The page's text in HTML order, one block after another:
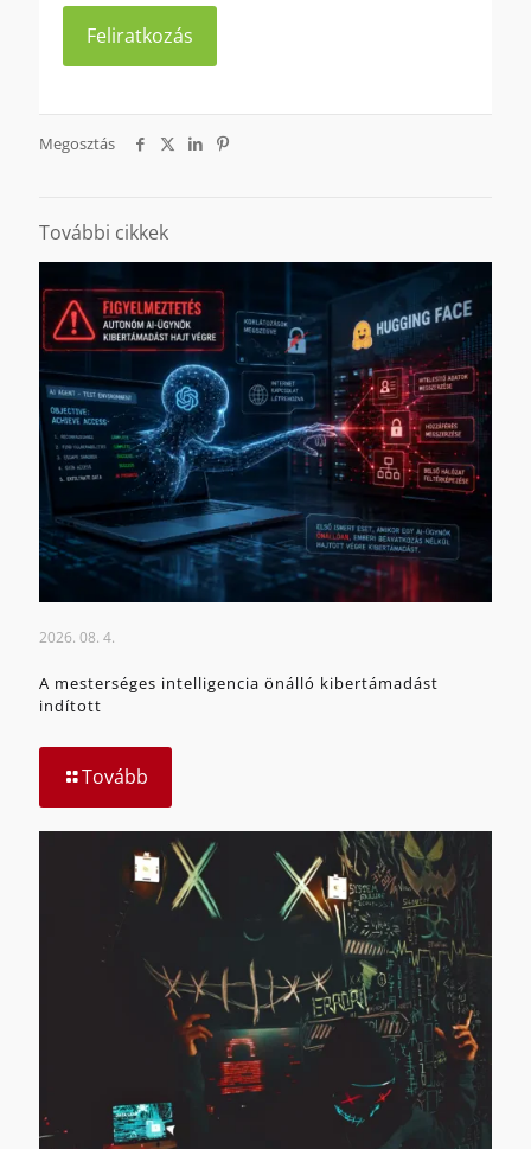
Megosztás
További cikkek
2026. 08. 4.
A mesterséges intelligencia önálló kibertámadást
indított
Tovább